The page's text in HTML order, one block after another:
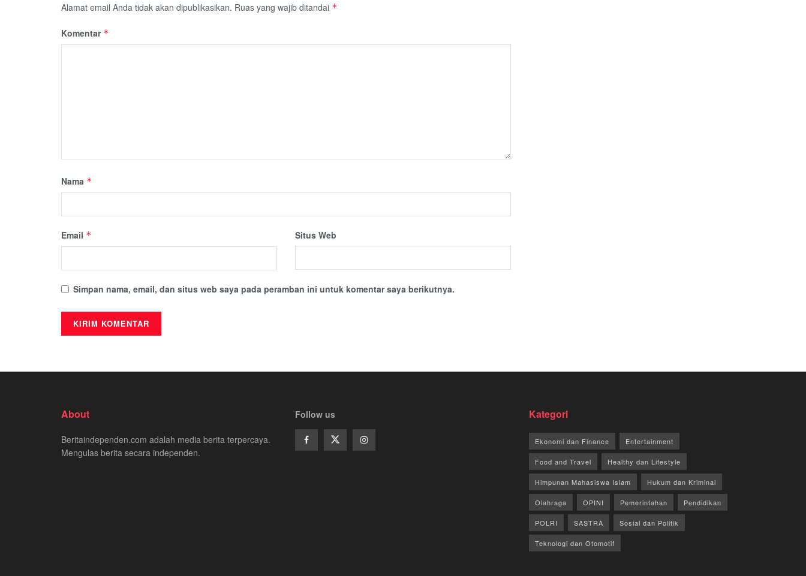
Alamat email Anda tidak akan dipublikasikan. Ruas yang wajib ditandai *
Komentar *
Nama *
Email * Situs Web
Simpan nama, email, dan situs web saya pada peramban ini untuk komentar saya berikutnya.
About
Beritaindependen.com adalah media berita terpercaya.
Mengulas berita secara independen.
Follow us Kategori
Ekonomi dan Finance Entertainment
Food and Travel Healthy dan Lifestyle
Himpunan Mahasiswa Islam Hukum dan Kriminal
Olahraga OPINI Pemerintahan Pendidikan
POLRI SASTRA Sosial dan Politik
Teknologi dan Otomotif